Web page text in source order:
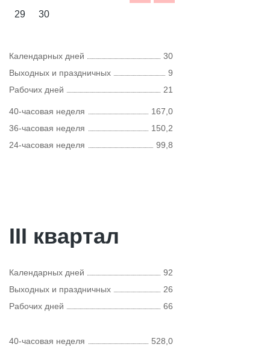
29
30
Календарных дней
30
Выходных и праздничных
9
Рабочих дней
21
40-часовая неделя
167,0
36-часовая неделя
150,2
24-часовая неделя
99,8
III квартал
Календарных дней
92
Выходных и праздничных
26
Рабочих дней
66
40-часовая неделя 528,0